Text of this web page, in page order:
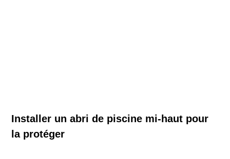
Installer un abri de piscine mi-haut pour
la protéger